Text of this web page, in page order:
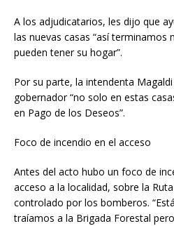
A los adjudicatarios, les dijo que
las nuevas casas “así terminamos
pueden tener su hogar”.
Por su parte, la intendenta
gobernador “no solo en estas
en Pago de los Deseos”.
Foco de incendio en el acceso
Antes del acto hubo un foco de
acceso a la localidad, sobre la
controlado por los bomberos.
traíamos a la Brigada Forestal